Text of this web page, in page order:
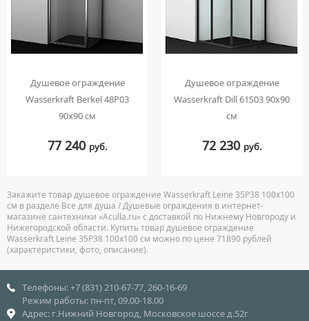
Душевое ограждение
Wasserkraft Berkel 48P03
90х90 см
77 240 руб.
Душевое ограждение
Wasserkraft Dill 61S03 90х90
см
72 230 руб.
Закажите товар душевое ограждение Wasserkraft Leine 35P38 100х100
см в разделе Все для душа / Душевые ограждения в интернет-
магазине сантехники «Aculla.ru» с доставкой по Нижнему Новгороду и
Нижегородской области. Купить товар душевое ограждение
Wasserkraft Leine 35P38 100х100 см можно по цене 71890 рублей
(характеристики, фото, описание).
Телефоны: +7 (831) 210-67-77, 260-16-69
Режим работы: пн-пт, 09.00-18.00
Адрес: г.Нижний Новгород, Московское шоссе д.52г